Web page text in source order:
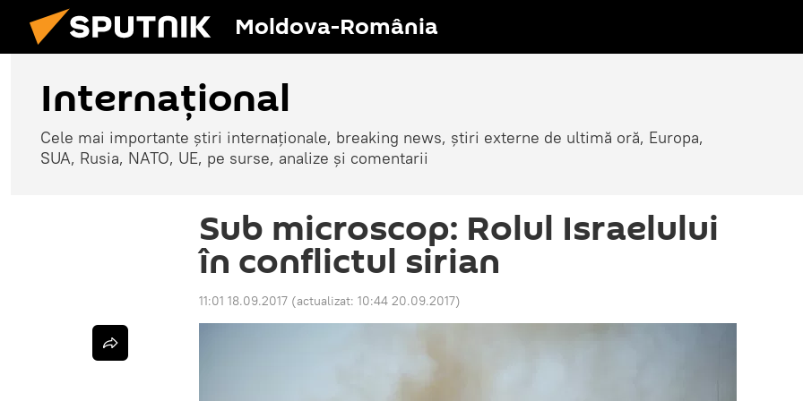
Moldova-România
Internaţional
Cele mai importante știri internaționale, breaking news, știri externe de ultimă oră, Europa,
SUA, Rusia, NATO, UE, pe surse, analize și comentarii
Sub microscop: Rolul Israelului
în conflictul sirian
11:01 18.09.2017 (actualizat: 10:44 20.09.2017)